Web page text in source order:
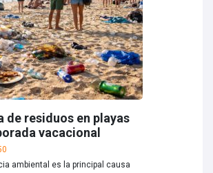
de residuos en playas
vacacional
ambiental es la principal causa